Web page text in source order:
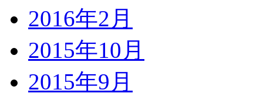
2016年2月
2015年10月
2015年9月